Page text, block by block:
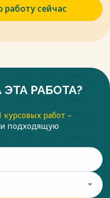
работу сейчас
РАБОТА?
курсовых работ –
подходящую